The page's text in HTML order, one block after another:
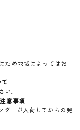
ため地域によってはお
。
意事項
ダーが入荷してからの発